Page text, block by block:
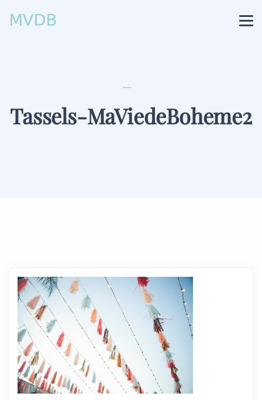
Tassels-MaViedeBoheme2